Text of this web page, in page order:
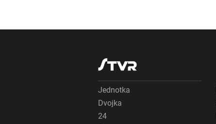
Jednotka
Dvojka
24